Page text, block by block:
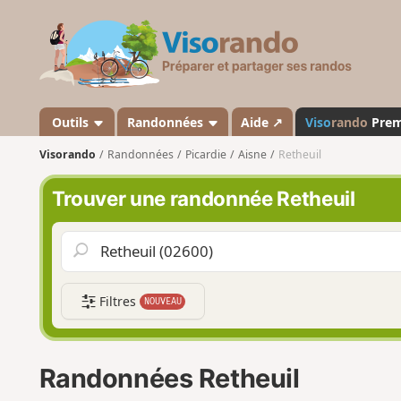
s
a
n
o
Outils Randonnées Aide ↗ Visorando
Visorando Randonnées Picardie Aisne Retheuil
Trouver une randonnée Retheuil
Filtres NOUVEAU
Randonnées Retheuil